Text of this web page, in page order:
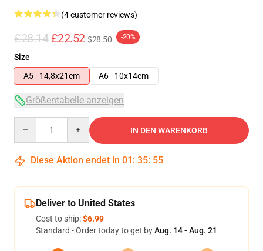
(4 customer reviews)
£28.14 £22.52 $28.50 -20%
Size
A5 - 14,8x21cm
A6 - 10x14cm
Größentabelle anzeigen
IN DEN WARENKORB
Diese Aktion endet in 01 : 35: 54
Deliver to United States
Cost to ship:$6.99
Standard - Order today to get byAug. 14 - Aug. 21